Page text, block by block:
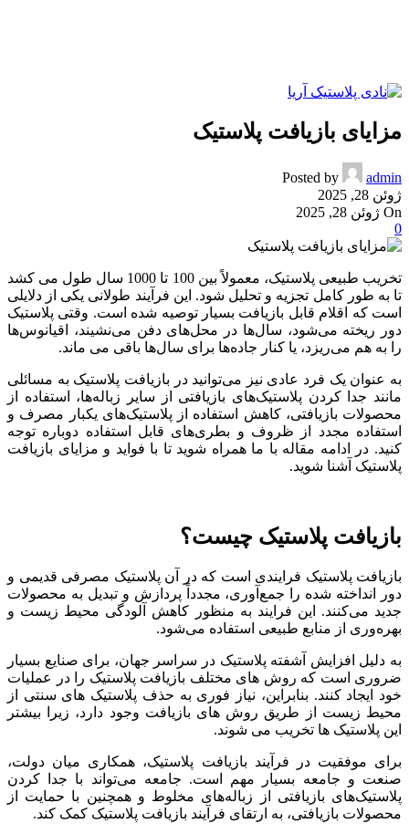
مزایای بازیافت پلاستیک
Posted by
admin
ژوئن 28, 2025
On ژوئن 28, 2025
0
تخریب طبیعی پلاستیک، معمولاً بین 100 تا 1000 سال طول می کشد
تا به طور کامل تجزیه و تحلیل شود. این فرآیند طولانی یکی از دلایلی
است که اقلام قابل بازیافت بسیار توصیه شده است. وقتی پلاستیک
دور ریخته می‌شود، سال‌ها در محل‌های دفن می‌نشیند، اقیانوس‌ها
را به هم می‌ریزد، یا کنار جاده‌ها برای سال‌ها باقی می ماند.
به عنوان یک فرد عادی نیز می‌توانید در بازیافت پلاستیک به مسائلی
مانند جدا کردن پلاستیک‌های بازیافتی از سایر زباله‌ها، استفاده از
محصولات بازیافتی، کاهش استفاده از پلاستیک‌های یکبار مصرف و
استفاده مجدد از ظروف و بطری‌های قابل استفاده دوباره توجه
کنید. در ادامه مقاله با ما همراه شوید تا با فواید و مزایای بازیافت
پلاستیک آشنا شوید.
بازیافت پلاستیک چیست؟
بازیافت پلاستیک فرایندی است که در آن پلاستیک مصرفی قدیمی و
دور انداخته شده را جمع‌آوری، مجدداً پردازش و تبدیل به محصولات
جدید می‌کنند. این فرایند به منظور کاهش آلودگی محیط زیست و
بهره‌وری از منابع طبیعی استفاده می‌شود.
به دلیل افزایش آشفته پلاستیک در سراسر جهان، برای صنایع بسیار
ضروری است که روش های مختلف بازیافت پلاستیک را در عملیات
خود ایجاد کنند. بنابراین، نیاز فوری به حذف پلاستیک های سنتی از
محیط زیست از طریق روش های بازیافت وجود دارد، زیرا بیشتر
این پلاستیک ها تخریب می شوند.
برای موفقیت در فرآیند بازیافت پلاستیک، همکاری میان دولت،
صنعت و جامعه بسیار مهم است. جامعه می‌تواند با جدا کردن
پلاستیک‌های بازیافتی از زباله‌های مخلوط و همچنین با حمایت از
محصولات بازیافتی، به ارتقای فرآیند بازیافت پلاستیک کمک کند.